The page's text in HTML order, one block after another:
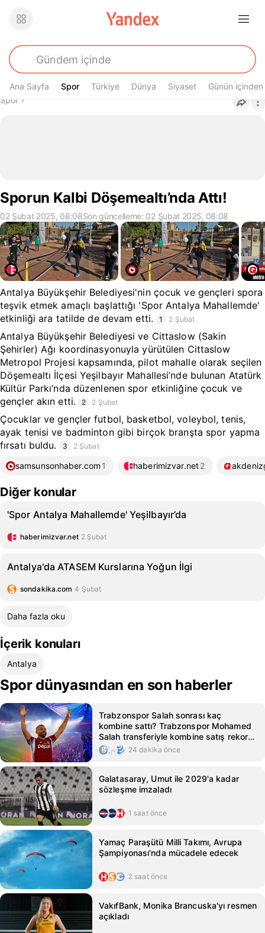
Ana Sayfa Spor
Spor Türkiye Dünya Siyaset Günün içinden
Buradasın
Spor›
Sporun Kalbi Döşemealtı’nda Attı!
02 Şubat 2025, 08:08Son güncelleme: 02 Şubat 2025, 08:08
Antalya Büyükşehir Belediyesi'nin çocuk ve gençleri spora
teşvik etmek amaçlı başlattığı 'Spor Antalya Mahallemde'
etkinliği ara tatilde de devam etti.
1 2 Şubat
Antalya Büyükşehir Belediyesi ve Cittaslow (Sakin
Şehirler) Ağı koordinasyonuyla yürütülen Cittaslow
Metropol Projesi kapsamında, pilot mahalle olarak seçilen
Döşemealtı İlçesi Yeşilbayır Mahallesi’nde bulunan Atatürk
Kültür Parkı’nda düzenlenen spor etkinliğine çocuk ve
gençler akın etti.
2 2 Şubat
Çocuklar ve gençler futbol, basketbol, voleybol, tenis,
ayak tenisi ve badminton gibi birçok branşta spor yapma
fırsatı buldu.
3 2 Şubat
samsunsonhaber.com 1 haberimizvar.net2
Diğer konular
'Spor Antalya Mahallemde' Yeşilbayır’da
haberimizvar.net 2 Şubat
Antalya'da ATASEM Kurslarına Yoğun İlgi
sondakika.com 4 Şubat
Daha fazla oku
İçerik konuları
Antalya
Spor dünyasından en son haberler
Trabzonspor Salah sonrası kaç
kombine sattı? Trabzonspor Mohamed
Salah transferiyle kombine satış rekoru
kırdı
24 dakika önce
Galatasaray, Umut ile 2029'a kadar
sözleşme imzaladı
1 saat önce
Yamaç Paraşütü Milli Takımı, Avrupa
Şampiyonası'nda mücadele edecek
2 saat önce
VakıfBank, Monika Brancuska'yı resmen
açıkladı